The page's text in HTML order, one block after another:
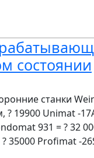
состоянии
станки
? 19900 Unimat -
931 = ? 32
35000 Profimat -